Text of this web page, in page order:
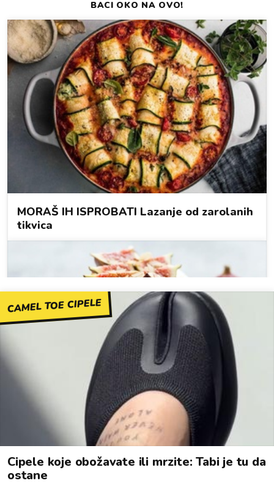
CAMEL TOE CIPELE
Cipele koje obožavate ili mrzite: Tabi je tu da
ostane